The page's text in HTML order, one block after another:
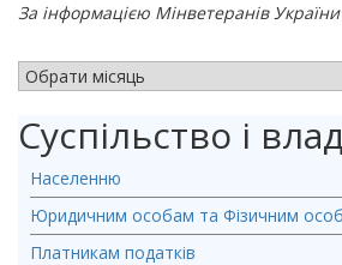
За інформацією Мінветеранів України
Суспільство і
Населенню
Юридичним особам та Фізичним
Платникам податків